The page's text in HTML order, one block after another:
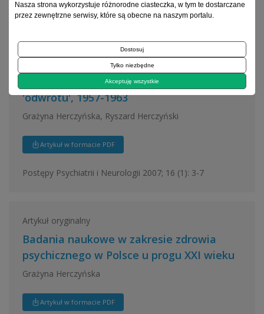
2007, tom 16, zeszyt 1
Zjazdy psychiatrów polskich w okresie
'odwrotu', 1957-1963
Grażyna Herczyńska, Ryszard Herczyński
Artykuł w formacie PDF
Postępy Psychiatrii i Neurologii 2007; 16 (1): 3-7
Artykuł oryginalny
Badania naukowe w zakresie zdrowia
psychicznego w Polsce u progu XXI wieku
Grażyna Herczyńska
Artykuł w formacie PDF
Nasza strona wykorzystuje różnorodne ciasteczka, w tym te dostarczane
przez zewnętrzne serwisy, które są obecne na naszym portalu.
Dostosuj
Tylko niezbędne
Akceptuję wszystkie